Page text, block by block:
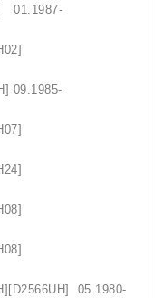
05.1980-